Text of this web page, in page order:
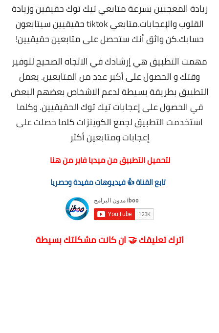
زيادة المعجبين بسرعة متابعي تيك توك حقيقين وزيادة
القلوب والإعجابات.متابعي tiktok حقيقيين سيتابعون
حسابك.كن واثق أنك ستحصل على متابعين حقيقيين!
مهمت التطبيق هي إرشادك في الاتجاه الصحيح لتوفير
وقتك و الحصول على أكبر عدد من المتابعين. يعمل
التطبيق بطريقة بسيطة لدعم الاشخاص بعضهم البعض
في الحصول على إعجابات تيك توك الحقيقيين. وكلما
استخدمت التطبيق لجمع الكوينزات كلما حصلت على
إعجابات ومتابعين أكثر
لتحميل التطبيق من ميديا فاير من هنا
تابع القناة 👍 فيديوهات مفيدة وحصريا
اترك تعليقك 🤝 ان كانت مشكلتك بسيطة